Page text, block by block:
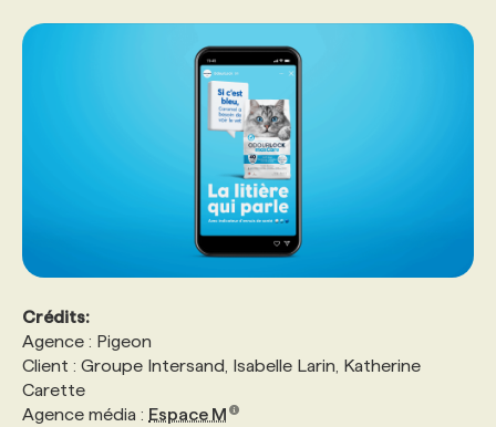
Crédits:
Agence : Pigeon
Client : Groupe Intersand, Isabelle Larin, Katherine
Carette
Agence média : Espace M